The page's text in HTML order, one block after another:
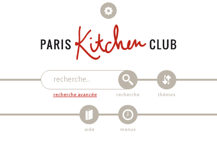
recherche
recherche avancée thèmes
aide menus